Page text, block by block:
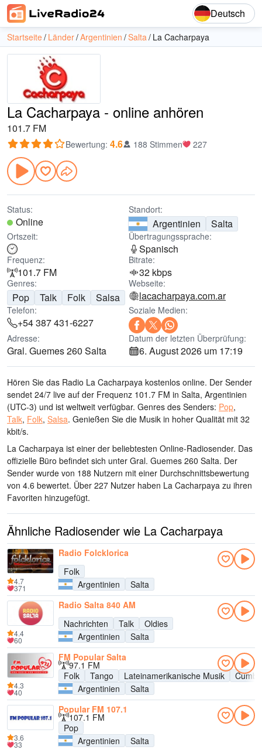
Deutsch
Startseite Länder Argentinien Salta La Cacharpaya
La Cacharpaya - online anhören
101.7 FM
Bewertung: 4.6 188 Stimmen 227
Status:
Online
Standort:
Argentinien Salta
Ortszeit: Übertragungssprache:
Spanisch
Frequenz:
101.7 FM
Bitrate:
32 kbps
Genres:
Pop Talk Folk Salsa
Webseite:
lacacharpaya.com.ar
Telefon:
+54 387 431-6227
Soziale Medien:
Adresse:
Gral. Guemes 260 Salta
Datum der letzten Überprüfung:
6. August 2026 um 17:19
Hören Sie das Radio La Cacharpaya kostenlos online. Der Sender
sendet 24/7 live auf der Frequenz 101.7 FM in Salta, Argentinien
(UTC-3) und ist weltweit verfügbar. Genres des Senders: Pop,
Talk, Folk, Salsa. Genießen Sie die Musik in hoher Qualität mit 32
kbit/s.
La Cacharpaya ist einer der beliebtesten Online-Radiosender. Das
offizielle Büro befindet sich unter Gral. Guemes 260 Salta. Der
Sender wurde von 188 Nutzern mit einer Durchschnittsbewertung
von 4.6 bewertet. Über 227 Nutzer haben La Cacharpaya zu ihren
Favoriten hinzugefügt.
Ähnliche Radiosender wie La Cacharpaya
Radio Folcklorica
Folk
Argentinien
Salta
4.7
371
Radio Salta 840 AM
Nachrichten
Talk
Oldies
Argentinien
Salta
4.4
60
FM Popular Salta
97.1 FM
Folk
Tango Lateinamerikanische Musik
Argentinien
Salta
4.3
40
Popular FM 107.1
107.1 FM
Pop
Argentinien
Salta
3.6
33